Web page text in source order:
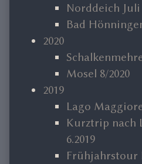
Norddeich Juli
Bad
2020
Mosel 8/2020
2019
Lago
Kurztrip nach
6.2019
Frühjahrstour